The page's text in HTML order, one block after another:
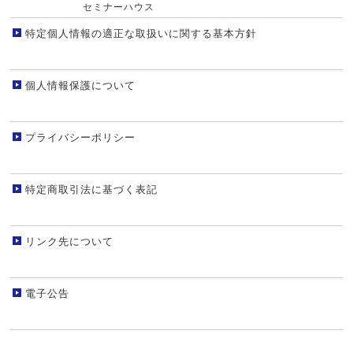
セミナーハウス
特定個人情報の適正な取扱いに関する基本方針
個人情報保護について
プライバシーポリシー
特定商取引法に基づく表記
リンク先について
電子公告